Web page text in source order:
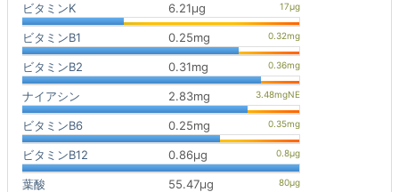
ビタミンK 6.21μg
ビタミンB1 0.25mg
ビタミンB2 0.31mg
ナイアシン 2.83mg
ビタミンB6 0.25mg
ビタミンB12 0.86μg
葉酸 55.47μg